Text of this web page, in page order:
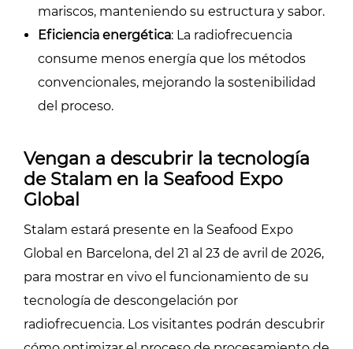
mariscos, manteniendo su estructura y sabor.
Eficiencia energética: La radiofrecuencia
consume menos energía que los métodos
convencionales, mejorando la sostenibilidad
del proceso.
Vengan a descubrir la tecnología
de Stalam en la Seafood Expo
Global
Stalam estará presente en la Seafood Expo
Global en Barcelona, del 21 al 23 de avril de 2026,
para mostrar en vivo el funcionamiento de su
tecnología de descongelación por
radiofrecuencia. Los visitantes podrán descubrir